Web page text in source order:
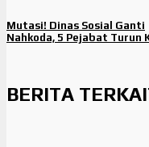
Mutasi! Dinas Sosial Ganti
Nahkoda, 5 Pejabat Turun
BERITA